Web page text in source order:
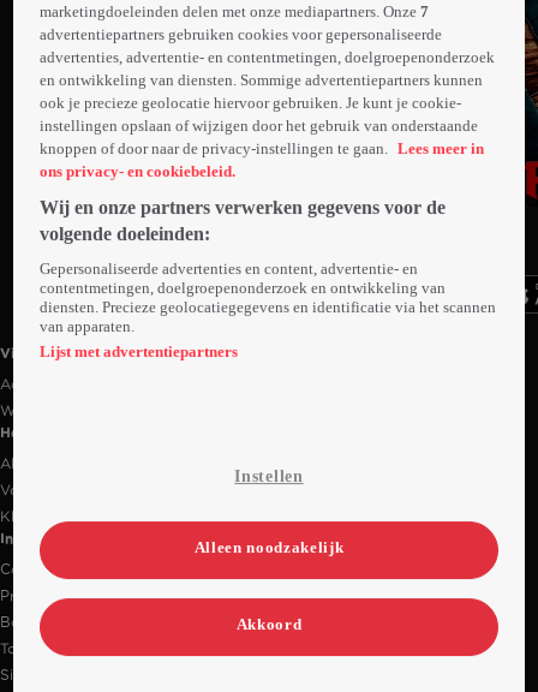
Ga
naar
Ga
Ga
Videoland useful links.
Videoland
Actiecode
Werken bij RTL
Handige links
Alle films & series
Veelgestelde vragen
Klantenservice
Informatie
Contact
Privacy-instellingen
Bedrijfsgegevens
Toegankelijkheidsverklaring
Sitemap
marketingdoeleinden delen met onze mediapartners. Onze7
advertentiepartners gebruiken cookies voor gepersonaliseerde
advertenties, advertentie- en contentmetingen, doelgroepenonderzoek
en ontwikkeling van diensten. Sommige advertentiepartners kunnen
ook je precieze geolocatie hiervoor gebruiken. Je kunt je cookie-
instellingen opslaan of wijzigen door het gebruik van onderstaande
knoppen of door naar de privacy-instellingen te gaan. Lees meer in
ons privacy- en cookiebeleid.
Wij en onze partners verwerken gegevens voor de
volgende doeleinden:
Gepersonaliseerde advertenties en content, advertentie- en
contentmetingen, doelgroepenonderzoek en ontwikkeling van
diensten. Precieze geolocatiegegevens en identificatie via het scannen
van apparaten.
Lijst met advertentiepartners
Instellen
Alleen noodzakelijk
Akkoord